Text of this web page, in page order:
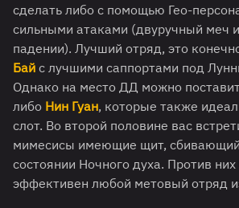
сделать либо с помощью Гео-
сильными атаками (двуручный меч
падении). Лучший отряд, это
Бай с лучшими саппортами под
Однако на место ДД можно
либо Нин Гуан, которые также
слот. Во второй половине вас
мимесисы имеющие щит,
состоянии Ночного духа. Против них
эффективен любой метовый отряд